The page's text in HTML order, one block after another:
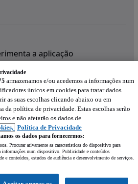
a aplicação
armazenamos e/ou acedemos a informações num
únicos em cookies para tratar dados
as suas escolhas clicando abaixo ou em
da política de privacidade. Estas escolhas serão
e não afetarão os dados de
Política de Privacidade
os dados para fornecermos:
Procurar ativamente as características do dispositivo para
informações num dispositivo. Publicidade e conteúdos
e conteúdos, estudos de audiência e desenvolvimento de serviços.